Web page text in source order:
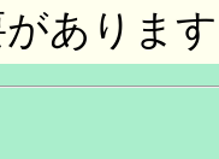
ありま